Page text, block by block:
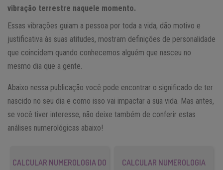
vibração terrestre naquele momento.
Essas vibrações guiam a pessoa por toda a vida, dão motivo e
justificativa às suas atitudes, mostram definições de personalidade
que coincidem quando conhecemos alguém que nasceu no
mesmo dia que a gente.
Abaixo nessa publicação você pode encontrar o significado de ter
nascido no seu dia e como isso vai impactar a sua vida. Mas antes,
se você tiver interesse, não deixe também de conferir estas
análises numerológicas abaixo!
CALCULAR NUMEROLOGIA DO
CALCULAR NUMEROLOGIA